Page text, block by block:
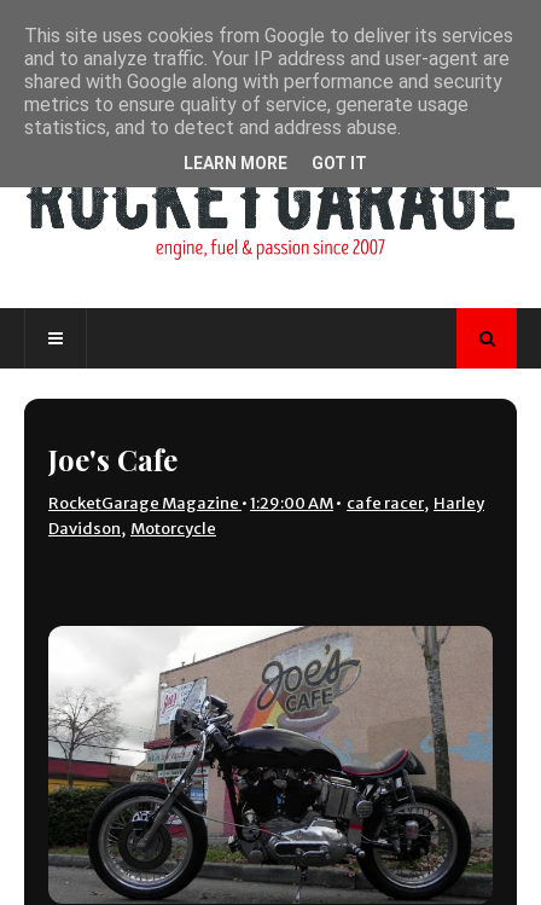
Joe's Cafe
RocketGarage Magazine •1:29:00 AM• cafe racer, Harley
Davidson, Motorcycle
This site uses cookies from Google to deliver its services
and to analyze traffic. Your IP address and user-agent are
shared with Google along with performance and security
metrics to ensure quality of service, generate usage
statistics, and to detect and address abuse.
LEARN MORE GOT IT